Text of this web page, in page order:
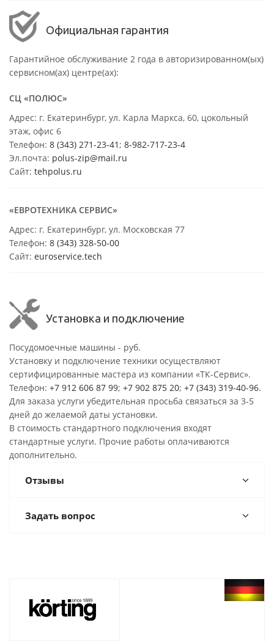
Официальная гарантия
Гарантийное обслуживание 2 года в авторизированном(ых)
сервисном(ах) центре(ах):
СЦ «ПОЛЮС»
Адрес: г. Екатеринбург, ул. Карла Маркса, 60, цокольный
этаж, офис 6
Телефон: 8 (343) 271-23-41 ; 8-982-717-23-4
Эл.почта: polus-zip@mail.ru
Сайт: tehpolus.ru
«ЕВРОТЕХНИКА СЕРВИС»
Адрес: г. Екатеринбург, ул. Московская 77
Телефон: 8 (343) 328-50-00
Сайт: euroservice.tech
Установка и подключение
Посудомоечные машины - руб.
Установку и подключение техники осуществляют
сертифицированные мастера из компании «ТК-Сервис».
Телефон: +7 912 606 87 99; +7 902 875 20; +7 (343) 319-40-96.
Для заказа услуги убедительная просьба связаться за 3-5
дней до желаемой даты установки.
В стоимость стандартного подключения входят
стандартные услуги. Прочие работы оплачиваются
дополнительно.
Отзывы
Задать вопрос